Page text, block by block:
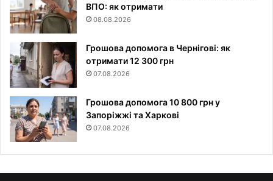
ВПО: як отримати
08.08.2026
Грошова допомога в Чернігові: як
отримати 12 300 грн
07.08.2026
Грошова допомога 10 800 грн у
Запоріжжі та Харкові
07.08.2026